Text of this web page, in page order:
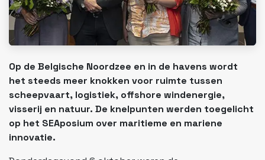
Op de Belgische Noordzee en in de havens wordt
het steeds meer knokken voor ruimte tussen
scheepvaart, logistiek, offshore windenergie,
visserij en natuur. De knelpunten werden toegelicht
op het SEAposium over maritieme en mariene
innovatie.